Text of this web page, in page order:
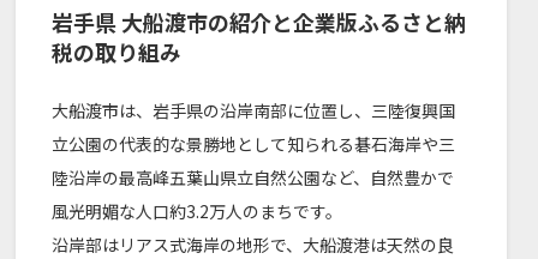
岩手県大船渡市の紹介と企業版ふるさと納
税の取り組み
大船渡市は、岩手県の沿岸南部に位置し、三陸復興国
立公園の代表的な景勝地として知られる碁石海岸や三
陸沿岸の最高峰五葉山県立自然公園など、自然豊かで
風光明媚な人口約3.2万人のまちです。
沿岸部はリアス式海岸の地形で、大船渡港は天然の良